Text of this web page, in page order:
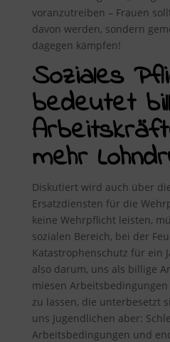
voranzutreiben – Frauen
davon werden, sondern
dagegen kämpfen!
Soziales
bedeutet
mehr
Diskutiert wird auch über
Ersatzdiensten für die
keine Wehrpflicht leisten,
sozialen Bereich, bei der
Katastrophenschutz für ein
also darum, uns als billige
miesen
zu lassen, die unterbesetzt
uns Jugendlichen aber:
Arbeitsbedingungen und